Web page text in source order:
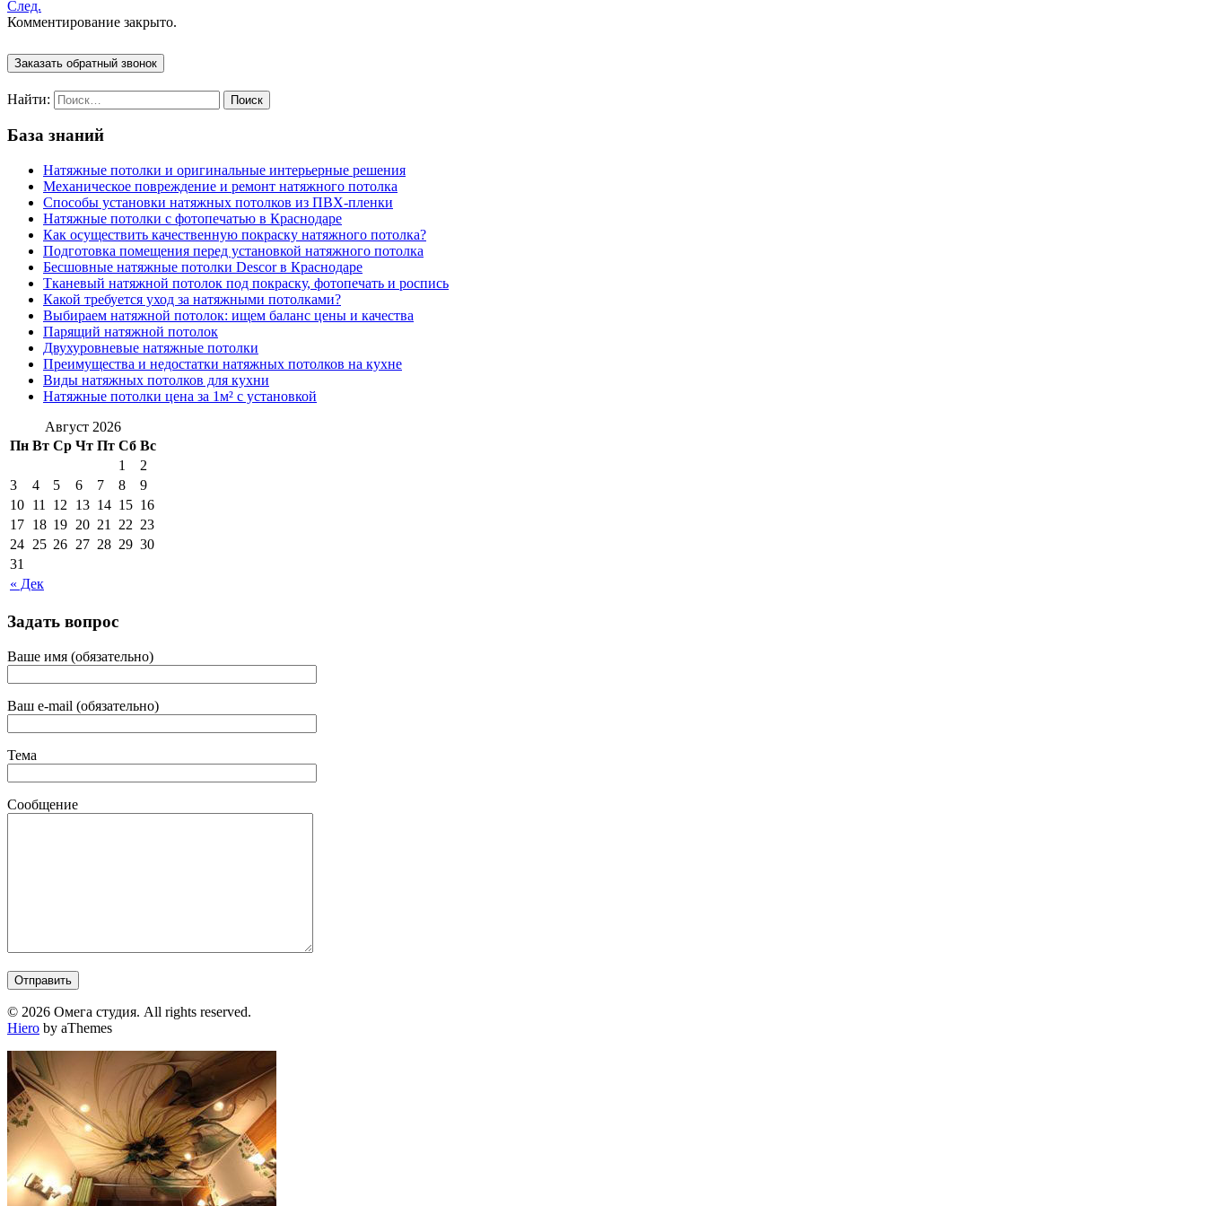
След.
Комментирование закрыто.
Заказать обратный звонок
Найти:
База знаний
Натяжные потолки и оригинальные интерьерные решения
Механическое повреждение и ремонт натяжного потолка
Способы установки натяжных потолков из ПВХ-пленки
Натяжные потолки с фотопечатью в Краснодаре
Как осуществить качественную покраску натяжного потолка?
Подготовка помещения перед установкой натяжного потолка
Бесшовные натяжные потолки Descor в Краснодаре
Тканевый натяжной потолок под покраску, фотопечать и роспись
Какой требуется уход за натяжными потолками?
Выбираем натяжной потолок: ищем баланс цены и качества
Парящий натяжной потолок
Двухуровневые натяжные потолки
Преимущества и недостатки натяжных потолков на кухне
Виды натяжных потолков для кухни
Натяжные потолки цена за 1м² с установкой
Август 2026
Пн Вт Ср Чт Пт Сб Вс
« Дек
1
2
3
4 5 6 7 8
9
10 11 12 13 14 15 16
17 18 19 20 21 22 23
24 25 26 27 28 29 30
31
Задать вопрос
Ваше имя (обязательно)
Ваш e-mail (обязательно)
Тема
Сообщение
© 2026 Омега студия. All rights reserved.
Hiero by aThemes